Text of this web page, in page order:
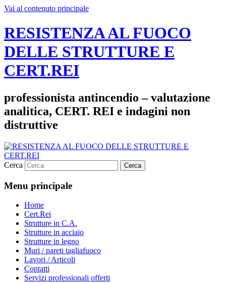
Vai al contenuto principale
RESISTENZA AL FUOCO
DELLE STRUTTURE E
CERT.REI
professionista antincendio – valutazione
analitica, CERT. REI e indagini non
distruttive
Cerca
Menu principale
Home
Cert.Rei
Strutture in C.A.
Strutture in acciaio
Strutture in legno
Muri / pareti tagliafuoco
Lavori / Articoli
Contatti
Servizi professionali offerti